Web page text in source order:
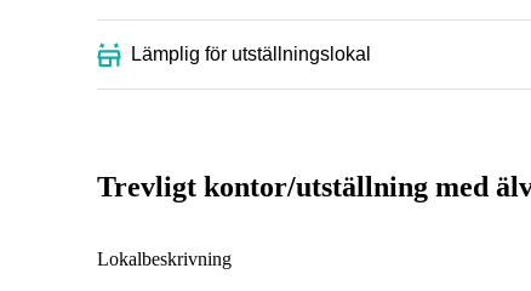
Lämplig för utställningslokal
Trevligt kontor/utställning med
Lokalbeskrivning